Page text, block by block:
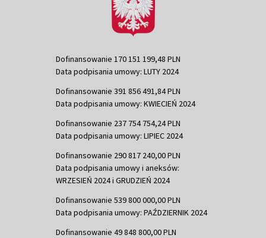
Dofinansowanie 170 151 199,48 PLN
Data podpisania umowy: LUTY 2024
Dofinansowanie 391 856 491,84 PLN
Data podpisania umowy: KWIECIEŃ 2024
Dofinansowanie 237 754 754,24 PLN
Data podpisania umowy: LIPIEC 2024
Dofinansowanie 290 817 240,00 PLN
Data podpisania umowy i aneksów:
WRZESIEŃ 2024 i GRUDZIEŃ 2024
Dofinansowanie 539 800 000,00 PLN
Data podpisania umowy: PAŹDZIERNIK 2024
Dofinansowanie 49 848 800,00 PLN